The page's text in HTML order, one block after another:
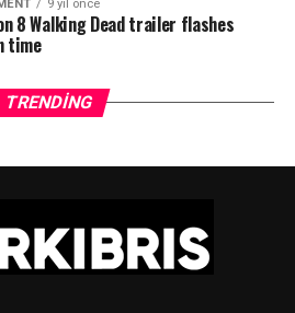
9 yıl önce
8 Walking Dead trailer flashes
time
TRENDING